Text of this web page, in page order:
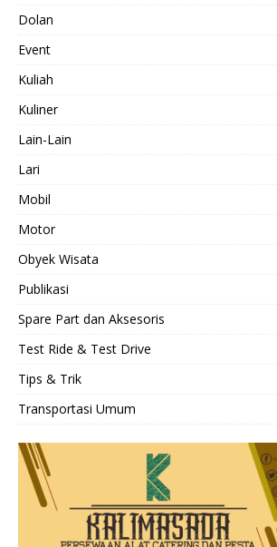
Dolan
Event
Kuliah
Kuliner
Lain-Lain
Lari
Mobil
Motor
Obyek Wisata
Publikasi
Spare Part dan Aksesoris
Test Ride & Test Drive
Tips & Trik
Transportasi Umum